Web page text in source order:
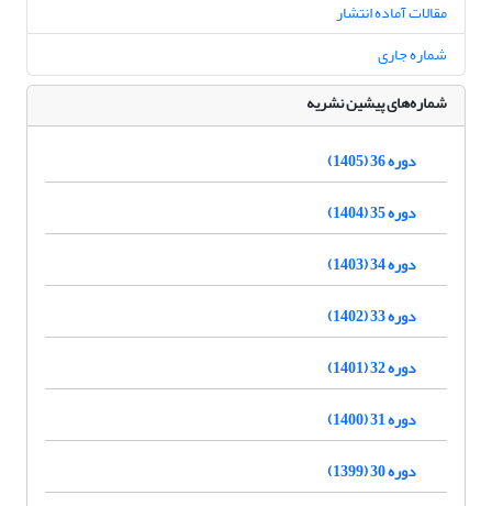
مقالات آماده انتشار
شماره جاری
شماره‌های پیشین نشریه
دوره 36 (1405)
دوره 35 (1404)
دوره 34 (1403)
دوره 33 (1402)
دوره 32 (1401)
دوره 31 (1400)
دوره 30 (1399)